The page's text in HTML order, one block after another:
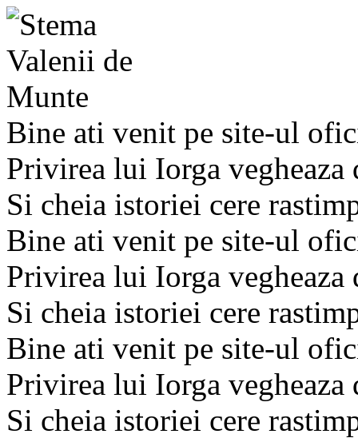
Bine ati venit pe site-ul
Privirea lui Iorga
Si cheia istoriei cere
Bine ati venit pe site-ul
Privirea lui Iorga
Si cheia istoriei cere
Bine ati venit pe site-ul
Privirea lui Iorga
Si cheia istoriei cere